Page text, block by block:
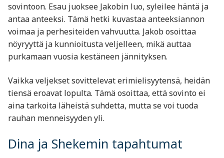
sovintoon. Esau juoksee Jakobin luo, syleilee häntä ja
antaa anteeksi. Tämä hetki kuvastaa anteeksiannon
voimaa ja perhesiteiden vahvuutta. Jakob osoittaa
nöyryyttä ja kunnioitusta veljelleen, mikä auttaa
purkamaan vuosia kestäneen jännityksen.
Vaikka veljekset sovittelevat erimielisyytensä, heidän
tiensä eroavat lopulta. Tämä osoittaa, että sovinto ei
aina tarkoita läheistä suhdetta, mutta se voi tuoda
rauhan menneisyyden yli.
Dina ja Shekemin tapahtumat